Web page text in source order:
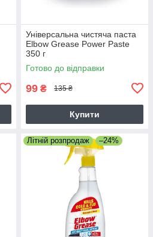
Універсальна чистяча паста
Elbow Grease Power Paste
350 г
Готово до відправки
99 ₴ 135 ₴
Купити
Літній розпродаж –24%